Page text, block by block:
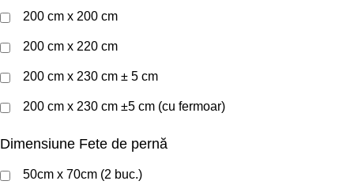
200 cm x 200 cm
200 cm x 220 cm
200 cm x 230 cm ± 5 cm
200 cm x 230 cm ±5 cm (cu fermoar)
Dimensiune Fete de pernă
50cm x 70cm (2 buc.)